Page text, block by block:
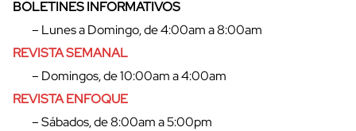
BOLETINES INFORMATIVOS
– Lunes a Domingo, de 4:00am a 8:00am
REVISTA SEMANAL
– Domingos, de 10:00am a 4:00am
REVISTA ENFOQUE
– Sábados, de 8:00am a 5:00pm